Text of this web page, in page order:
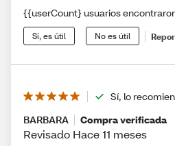
{{userCount} usuarios
Sí, es útil No es útil
Sí, lo
BARBARA
Compra verificada
Revisado Hace 11 meses